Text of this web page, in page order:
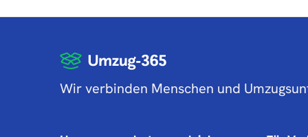
Wir verbinden Menschen und